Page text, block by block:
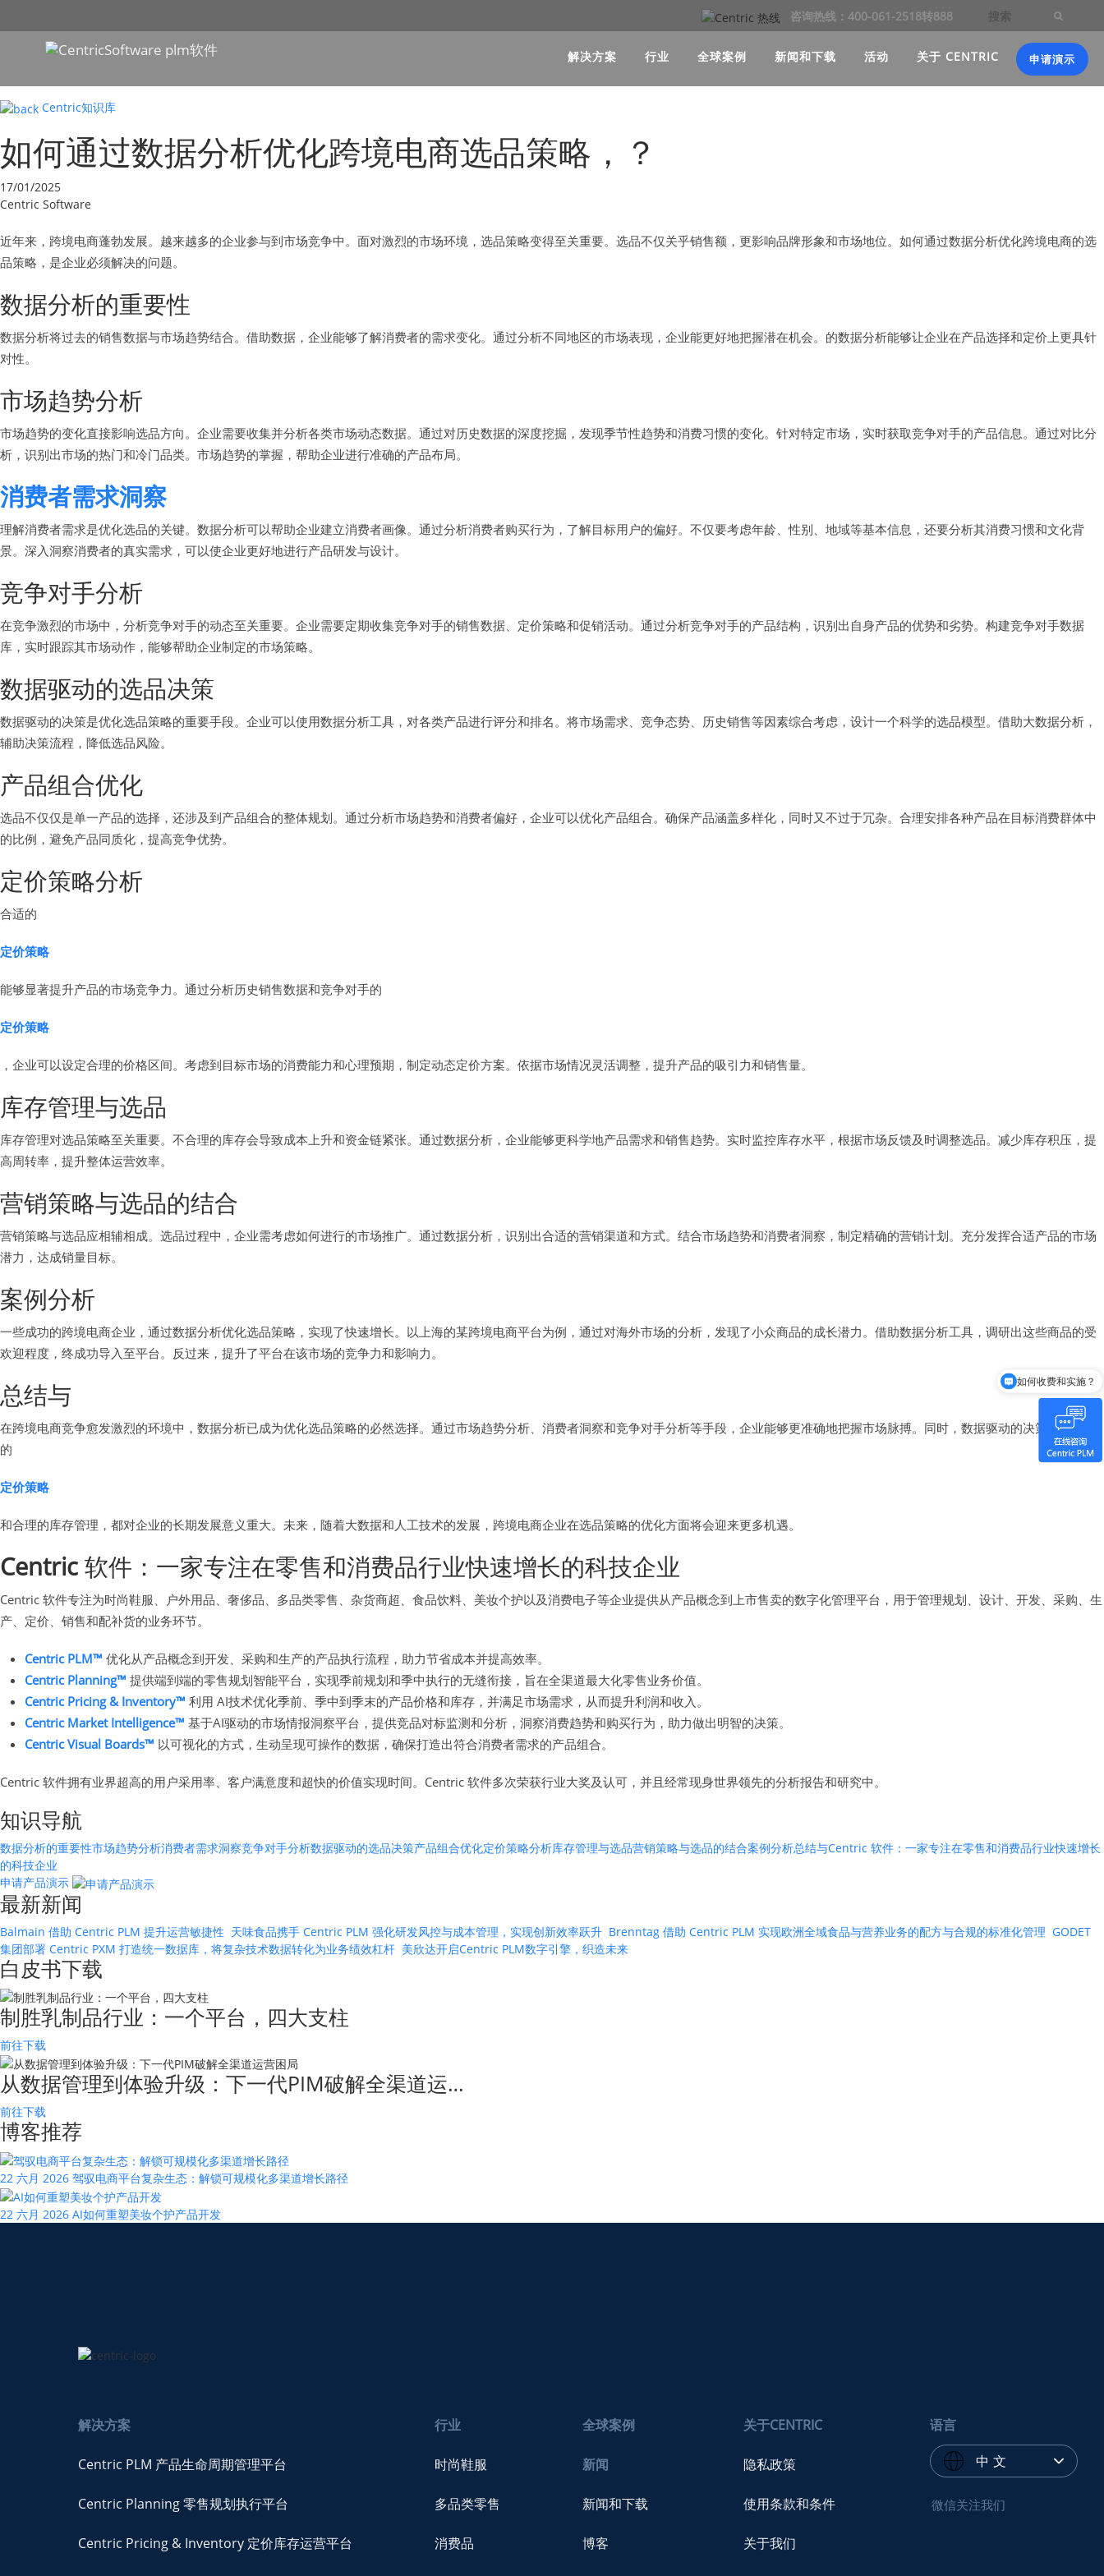
咨询热线：400-061-2518转888
解决方案 行业 全球案例 新闻和下载 活动 关于 CENTRIC 申请演示
Centric知识库
如何通过数据分析优化跨境电商选品策略，？
17/01/2025
Centric Software
近年来，跨境电商蓬勃发展。越来越多的企业参与到市场竞争中。面对激烈的市场环境，选品策略变得至关重要。选品不仅关乎销售额，更影响品牌形象和市场地位。如何通过数据分析优化跨境电商的选
品策略，是企业必须解决的问题。
数据分析的重要性
数据分析将过去的销售数据与市场趋势结合。借助数据，企业能够了解消费者的需求变化。通过分析不同地区的市场表现，企业能更好地把握潜在机会。的数据分析能够让企业在产品选择和定价上更具针
对性。
市场趋势分析
市场趋势的变化直接影响选品方向。企业需要收集并分析各类市场动态数据。通过对历史数据的深度挖掘，发现季节性趋势和消费习惯的变化。针对特定市场，实时获取竞争对手的产品信息。通过对比分
析，识别出市场的热门和冷门品类。市场趋势的掌握，帮助企业进行准确的产品布局。
消费者需求洞察
理解消费者需求是优化选品的关键。数据分析可以帮助企业建立消费者画像。通过分析消费者购买行为，了解目标用户的偏好。不仅要考虑年龄、性别、地域等基本信息，还要分析其消费习惯和文化背
景。深入洞察消费者的真实需求，可以使企业更好地进行产品研发与设计。
竞争对手分析
在竞争激烈的市场中，分析竞争对手的动态至关重要。企业需要定期收集竞争对手的销售数据、定价策略和促销活动。通过分析竞争对手的产品结构，识别出自身产品的优势和劣势。构建竞争对手数据
库，实时跟踪其市场动作，能够帮助企业制定的市场策略。
数据驱动的选品决策
数据驱动的决策是优化选品策略的重要手段。企业可以使用数据分析工具，对各类产品进行评分和排名。将市场需求、竞争态势、历史销售等因素综合考虑，设计一个科学的选品模型。借助大数据分析，
辅助决策流程，降低选品风险。
产品组合优化
选品不仅仅是单一产品的选择，还涉及到产品组合的整体规划。通过分析市场趋势和消费者偏好，企业可以优化产品组合。确保产品涵盖多样化，同时又不过于冗杂。合理安排各种产品在目标消费群体中
的比例，避免产品同质化，提高竞争优势。
定价策略分析
合适的
定价策略
能够显著提升产品的市场竞争力。通过分析历史销售数据和竞争对手的
定价策略
，企业可以设定合理的价格区间。考虑到目标市场的消费能力和心理预期，制定动态定价方案。依据市场情况灵活调整，提升产品的吸引力和销售量。
库存管理与选品
库存管理对选品策略至关重要。不合理的库存会导致成本上升和资金链紧张。通过数据分析，企业能够更科学地产品需求和销售趋势。实时监控库存水平，根据市场反馈及时调整选品。减少库存积压，提
高周转率，提升整体运营效率。
营销策略与选品的结合
营销策略与选品应相辅相成。选品过程中，企业需考虑如何进行的市场推广。通过数据分析，识别出合适的营销渠道和方式。结合市场趋势和消费者洞察，制定精确的营销计划。充分发挥合适产品的市场
潜力，达成销量目标。
案例分析
一些成功的跨境电商企业，通过数据分析优化选品策略，实现了快速增长。以上海的某跨境电商平台为例，通过对海外市场的分析，发现了小众商品的成长潜力。借助数据分析工具，调研出这些商品的受
欢迎程度，终成功导入至平台。反过来，提升了平台在该市场的竞争力和影响力。
总结与
在跨境电商竞争愈发激烈的环境中，数据分析已成为优化选品策略的必然选择。通过市场趋势分析、消费者洞察和竞争对手分析等手段，企业能够更准确地把握市场脉搏。同时，数据驱动的决策、针对性
的
定价策略
和合理的库存管理，都对企业的长期发展意义重大。未来，随着大数据和人工技术的发展，跨境电商企业在选品策略的优化方面将会迎来更多机遇。
Centric 软件：一家专注在零售和消费品行业快速增长的科技企业
Centric 软件专注为时尚鞋服、户外用品、奢侈品、多品类零售、杂货商超、食品饮料、美妆个护以及消费电子等企业提供从产品概念到上市售卖的数字化管理平台，用于管理规划、设计、开发、采购、生
产、定价、销售和配补货的业务环节。
Centric PLM™ 优化从产品概念到开发、采购和生产的产品执行流程，助力节省成本并提高效率。
Centric Planning™ 提供端到端的零售规划智能平台，实现季前规划和季中执行的无缝衔接，旨在全渠道最大化零售业务价值。
Centric Pricing & Inventory™ 利用 AI技术优化季前、季中到季末的产品价格和库存，并满足市场需求，从而提升利润和收入。
Centric Market Intelligence™ 基于AI驱动的市场情报洞察平台，提供竞品对标监测和分析，洞察消费趋势和购买行为，助力做出明智的决策。
Centric Visual Boards™ 以可视化的方式，生动呈现可操作的数据，确保打造出符合消费者需求的产品组合。
Centric 软件拥有业界超高的用户采用率、客户满意度和超快的价值实现时间。Centric 软件多次荣获行业大奖及认可，并且经常现身世界领先的分析报告和研究中。
知识导航
数据分析的重要性市场趋势分析消费者需求洞察竞争对手分析数据驱动的选品决策产品组合优化定价策略分析库存管理与选品营销策略与选品的结合案例分析总结与Centric 软件：一家专注在零售和消费品行业快速增长
的科技企业
申请产品演示
最新新闻
Balmain 借助 Centric PLM 提升运营敏捷性 天味食品携手 Centric PLM 强化研发风控与成本管理，实现创新效率跃升 Brenntag 借助 Centric PLM 实现欧洲全域食品与营养业务的配方与合规的标准化管理 GODET
集团部署 Centric PXM 打造统一数据库，将复杂技术数据转化为业务绩效杠杆 美欣达开启Centric PLM数字引擎，织造未来
白皮书下载
制胜乳制品行业：一个平台，四大支柱
前往下载
从数据管理到体验升级：下一代PIM破解全渠道运…
前往下载
博客推荐
22 六月 2026 驾驭电商平台复杂生态：解锁可规模化多渠道增长路径
22 六月 2026 AI如何重塑美妆个护产品开发
解决方案
Centric PLM 产品生命周期管理平台
Centric Planning 零售规划执行平台
Centric Pricing & Inventory 定价库存运营平台
行业
时尚鞋服
多品类零售
消费品
全球案例
新闻
新闻和下载
博客
关于CENTRIC
隐私政策
使用条款和条件
关于我们
语言
中 文
微信关注我们
Centric是谁？